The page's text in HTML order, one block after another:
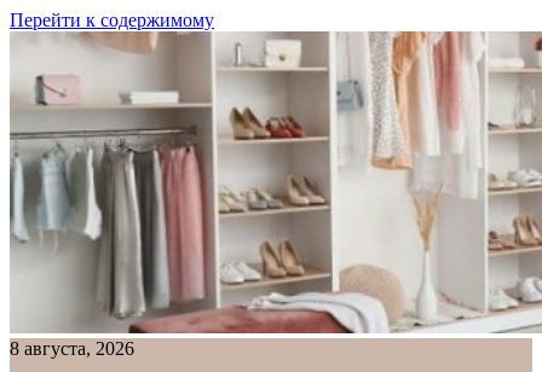
Перейти к содержимому
8 августа, 2026